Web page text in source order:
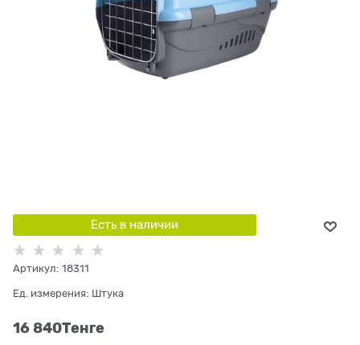
Есть в наличии
Артикул: 18311
Ед. измерения: Штука
16 840Tенге